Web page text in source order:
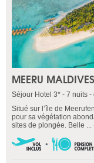
MEERU
Séjour Hotel 3* - 7 nuits -
Situé sur l’île de
pour sa végétation
sites de plongée. Belle ...